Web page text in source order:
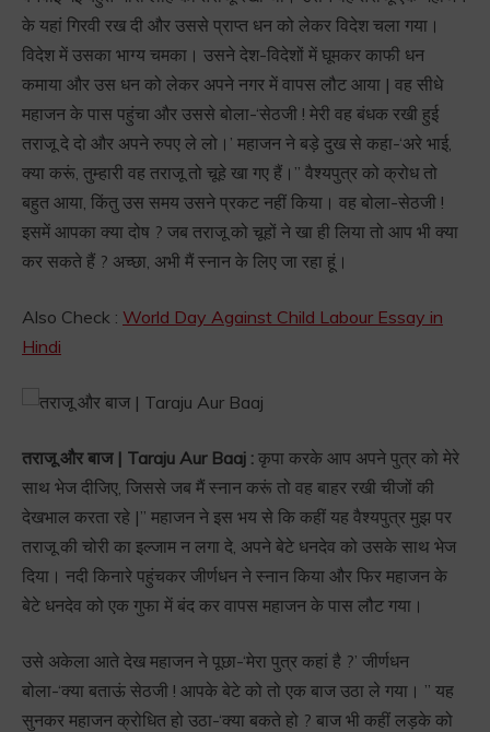
के यहां गिरवी रख दी और उससे प्राप्त धन को लेकर विदेश चला गया।
विदेश में उसका भाग्य चमका। उसने देश-विदेशों में घूमकर काफी धन
कमाया और उस धन को लेकर अपने नगर में वापस लौट आया | वह सीधे
महाजन के पास पहुंचा और उससे बोला-‘सेठजी ! मेरी वह बंधक रखी हुई
तराजू दे दो और अपने रुपए ले लो।’ महाजन ने बड़े दुख से कहा-‘अरे भाई,
क्या करूं, तुम्हारी वह तराजू तो चूहे खा गए हैं।” वैश्यपुत्र को क्रोध तो
बहुत आया, किंतु उस समय उसने प्रकट नहीं किया। वह बोला-सेठजी !
इसमें आपका क्या दोष ? जब तराजू को चूहों ने खा ही लिया तो आप भी क्या
कर सकते हैं ? अच्छा, अभी मैं स्नान के लिए जा रहा हूं।
Also Check : World Day Against Child Labour Essay in
Hindi
तराजू और बाज | Taraju Aur Baaj : कृपा करके आप अपने पुत्र को मेरे
साथ भेज दीजिए, जिससे जब मैं स्नान करूं तो वह बाहर रखी चीजों की
देखभाल करता रहे |” महाजन ने इस भय से कि कहीं यह वैश्यपुत्र मुझ पर
तराजू की चोरी का इल्जाम न लगा दे, अपने बेटे धनदेव को उसके साथ भेज
दिया। नदी किनारे पहुंचकर जीर्णधन ने स्नान किया और फिर महाजन के
बेटे धनदेव को एक गुफा में बंद कर वापस महाजन के पास लौट गया।
उसे अकेला आते देख महाजन ने पूछा-‘मेरा पुत्र कहां है ?’ जीर्णधन
बोला-‘क्या बताऊं सेठजी ! आपके बेटे को तो एक बाज उठा ले गया। ” यह
सुनकर महाजन क्रोधित हो उठा-‘क्या बकते हो ? बाज भी कहीं लड़के को